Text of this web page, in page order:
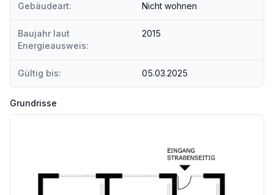
Gebäudeart: Nicht wohnen
Baujahr laut
Energieausweis:
2015
Gültig bis: 05.03.2025
Grundrisse